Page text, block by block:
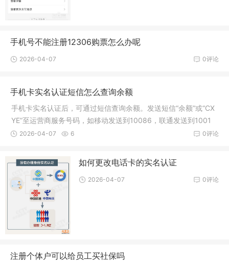
手机号不能注册12306购票怎么办呢
0评论
2026-04-07
手机卡实名认证短信怎么查询余额
手机卡实名认证后，可通过短信查询余额。发送短信“余额”或“CX
YE”至运营商服务号码，如移动发送到10086，联通发送到1001
0，电信发送到10000。稍后，系统会回复短信，展示余额信息。
0评论
2026-04-07 6
如何更改电话卡的实名认证
0评论
2026-04-07
注册个体户可以给员工买社保吗